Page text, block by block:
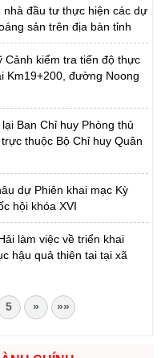
nhà đầu tư thực hiện các dự
sản trên địa bàn tỉnh
Cảnh kiểm tra tiến độ thực
Km19+200, đường Noong
Ban Chỉ huy Phòng thủ
thuộc Bộ Chỉ huy Quân
dự Phiên khai mạc Kỳ
hội khóa XVI
làm việc về triển khai
hậu quả thiên tai tại xã
5 » »»